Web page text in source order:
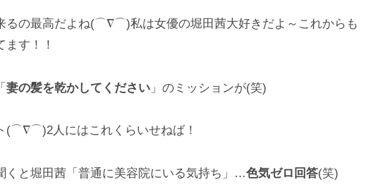
るの最高だよね(⌒∇⌒)私は女優の堀田茜大好きだよ～これからも
す！！
妻の髪を乾かしてください 」のミッションが(笑)
(⌒∇⌒)2人にはこれくらいせねば！
くと堀田茜「普通に美容院にいる気持ち」…色気ゼロ回答(笑)